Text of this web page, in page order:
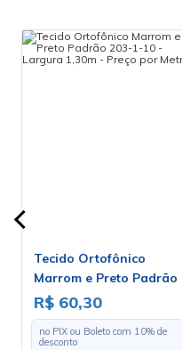
Tecido Ortofônico
Marrom e Preto Padrão
203-1-10 - Largura 1,30m
- Preço por Metro
R$ 60,30
no PIX ou Boleto com 10% de
desconto